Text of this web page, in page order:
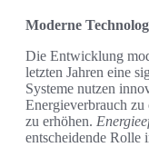
Moderne
Die Entwicklung
letzten Jahren eine
Systeme nutzen
Energieverbrauch
zu erhöhen.
entscheidende Rolle